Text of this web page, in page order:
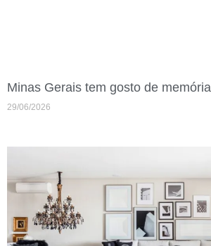
Minas Gerais tem gosto de memória
29/06/2026